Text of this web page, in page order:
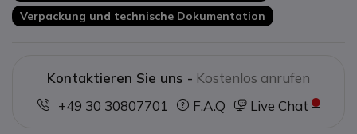
im MTR-Umfeld
36 Monate Hersteller-Garantie – bietet Sicherheit und
Verpackung und technische Dokumentation
Kontaktieren Sie uns - Kostenlos anrufen
+49 30 30807701
F.A.Q Live Chat